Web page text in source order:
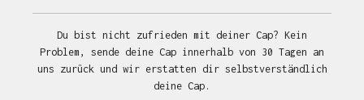
Du bist nicht zufrieden mit deiner Cap? Kein
Problem, sende deine Cap innerhalb von 30 Tagen an
uns zurück und wir erstatten dir selbstverständlich
deine Cap.